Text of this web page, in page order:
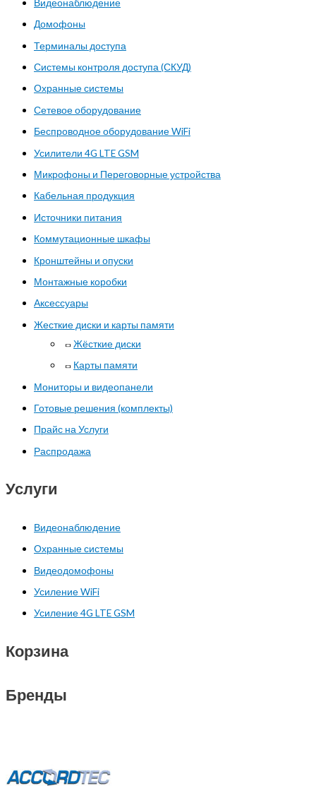
Домофоны
Терминалы доступа
Системы контроля доступа (СКУД)
Охранные системы
Сетевое оборудование
Беспроводное оборудование WiFi
Усилители 4G LTE GSM
Микрофоны и Переговорные устройства
Кабельная продукция
Источники питания
Коммутационные шкафы
Кронштейны и опуски
Монтажные коробки
Аксессуары
Жесткие диски и карты памяти
Жёсткие диски
Карты памяти
Мониторы и видеопанели
Готовые решения (комплекты)
Прайс на Услуги
Распродажа
Услуги
Видеонаблюдение
Охранные системы
Видеодомофоны
Усиление WiFi
Усиление 4G LTE GSM
Корзина
Бренды